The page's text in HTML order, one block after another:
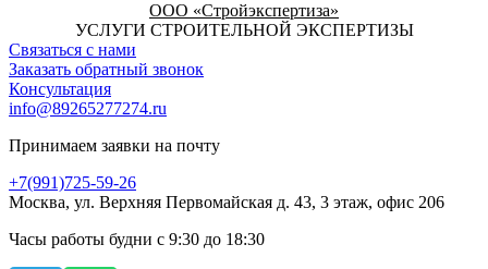
ООО «Стройэкспертиза»
УСЛУГИ СТРОИТЕЛЬНОЙ ЭКСПЕРТИЗЫ
Связаться с нами
Заказать обратный звонок
Консультация
info@89265277274.ru
Принимаем заявки на почту
+7(991)725-59-26
Москва, ул. Верхняя Первомайская д. 43, 3 этаж, офис 206
Часы работы будни с 9:30 до 18:30